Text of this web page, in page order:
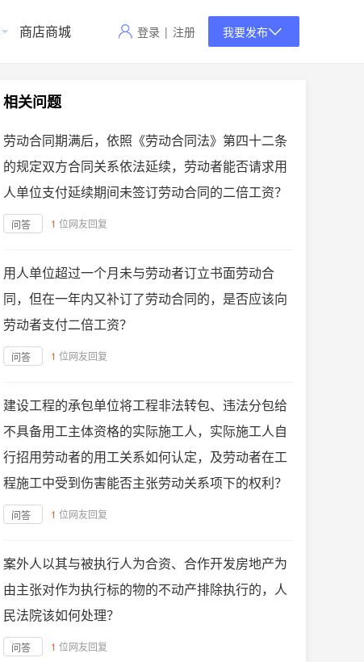
商店商城 登录 | 注册 我要发布
相关问题
劳动合同期满后，依照《劳动合同法》第四十二条
的规定双方合同关系依法延续，劳动者能否请求用
人单位支付延续期间未签订劳动合同的二倍工资？
问答 1 位网友回复
用人单位超过一个月未与劳动者订立书面劳动合
同，但在一年内又补订了劳动合同的，是否应该向
劳动者支付二倍工资？
问答 1 位网友回复
建设工程的承包单位将工程非法转包、违法分包给
不具备用工主体资格的实际施工人，实际施工人自
行招用劳动者的用工关系如何认定，及劳动者在工
程施工中受到伤害能否主张劳动关系项下的权利？
问答 1 位网友回复
案外人以其与被执行人为合资、合作开发房地产为
由主张对作为执行标的物的不动产排除执行的，人
民法院该如何处理？
问答 1 位网友回复